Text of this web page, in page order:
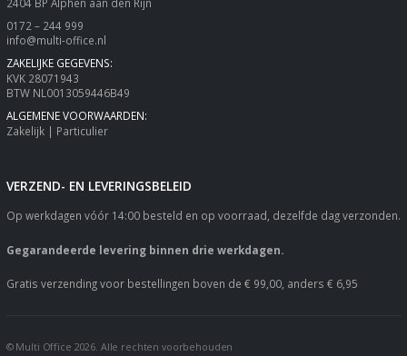
0172 – 244 999
info@multi-office.nl
ZAKELIJKE GEGEVENS:
KVK 28071943
BTW NL0013059446B49
ALGEMENE VOORWAARDEN:
Zakelijk| Particulier
VERZEND- EN LEVERINGSBELEID
Op werkdagen vóór 14:00 besteld en op voorraad, dezelfde dag verzonden.
Gegarandeerde levering binnen drie werkdagen.
Gratis verzending voor bestellingen boven de € 99,00, anders € 6,95
© Multi Office 2026. Alle rechten voorbehouden